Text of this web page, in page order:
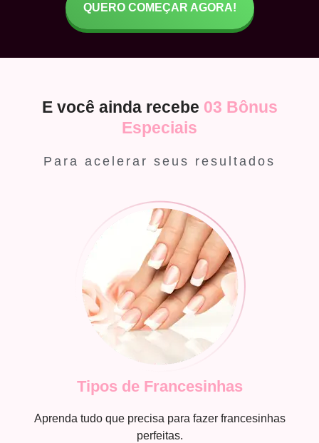
QUERO COMEÇAR AGORA!
E você ainda recebe 03 Bônus
Especiais
Para acelerar seus resultados
Tipos de Francesinhas
Aprenda tudo que precisa para fazer francesinhas
perfeitas.